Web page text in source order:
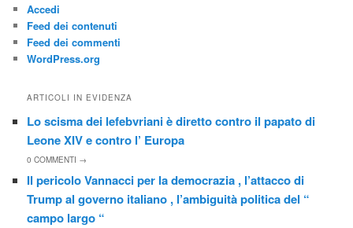
Accedi
Feed dei contenuti
Feed dei commenti
WordPress.org
ARTICOLI IN EVIDENZA
Lo scisma dei lefebvriani è diretto contro il papato di
Leone XIV e contro l’ Europa
0COMMENTI →
Il pericolo Vannacci per la democrazia , l’attacco di
Trump al governo italiano , l’ambiguità politica del “
campo largo “